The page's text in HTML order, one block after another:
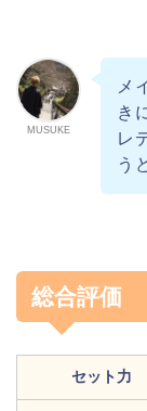
MUSUKE
メ
き
レ
う
総合評価
セット力